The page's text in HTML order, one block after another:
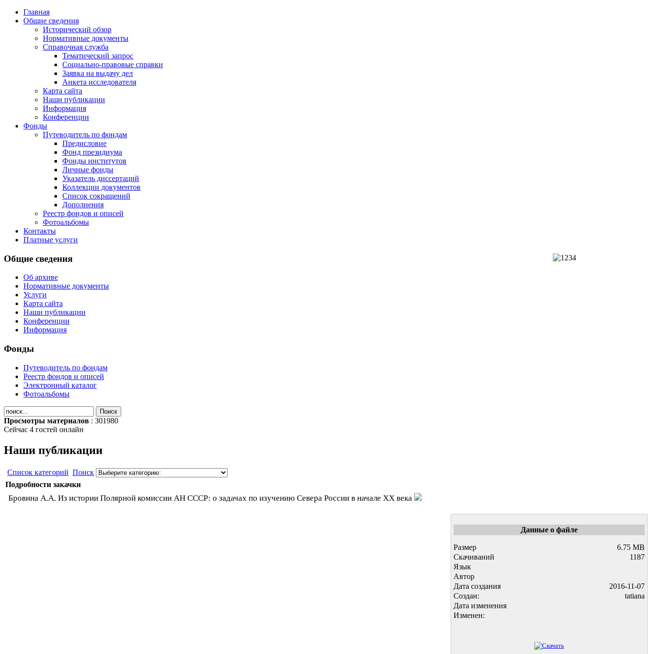
Главная
Общие сведения
Исторический обзор
Нормативные документы
Справочная служба
Тематический запрос
Социально-правовые справки
Заявка на выдачу дел
Анкета исследователя
Карта сайта
Наши публикации
Информация
Конференции
Фонды
Путеводитель по фондам
Предисловие
Фонд президиума
Фонды институтов
Личные фонды
Указатель диссертаций
Коллекции документов
Список сокращений
Дополнения
Реестр фондов и описей
Фотоальбомы
Контакты
Платные услуги
Общие сведения
Об архиве
Нормативные документы
Услуги
Карта сайта
Наши публикации
Конференции
Информация
Фонды
Путеводитель по фондам
Реестр фондов и описей
Электронный каталог
Фотоальбомы
Просмотры материалов : 301980
Сейчас 4 гостей онлайн
Наши публикации
Список категорий Поиск
Подробности закачки
Бровина А.А. Из истории Полярной комиссии АН СССР: о задачах по изучению Севера России в начале XX века
Данные о файле
Размер
6.75 MB
Скачиваний
1187
Язык
Автор
Дата создания
2016-11-07
Создан:
tatiana
Дата изменения
Изменен: